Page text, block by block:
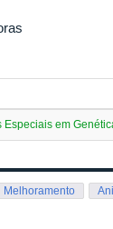
Especiais em
Melhoramento